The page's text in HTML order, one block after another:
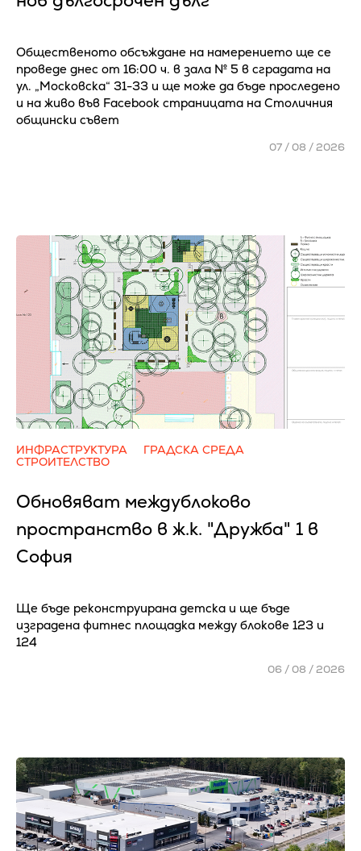
Общественото обсъждане на намерението ще се
проведе днес от 16:00 ч. в зала № 5 в сградата на
ул. „Московска“ 31-33 и ще може да бъде проследено
и на живо във Facebook страницата на Столичния
общински съвет
07 / 08 / 2026
ИНФРАСТРУКТУРА
ГРАДСКА СРЕДА
СТРОИТЕЛСТВО
Обновяват междублоково
пространство в ж.к. "Дружба" 1 в
София
Ще бъде реконструирана детска и ще бъде
изградена фитнес площадка между блокове 123 и
124
06 / 08 / 2026